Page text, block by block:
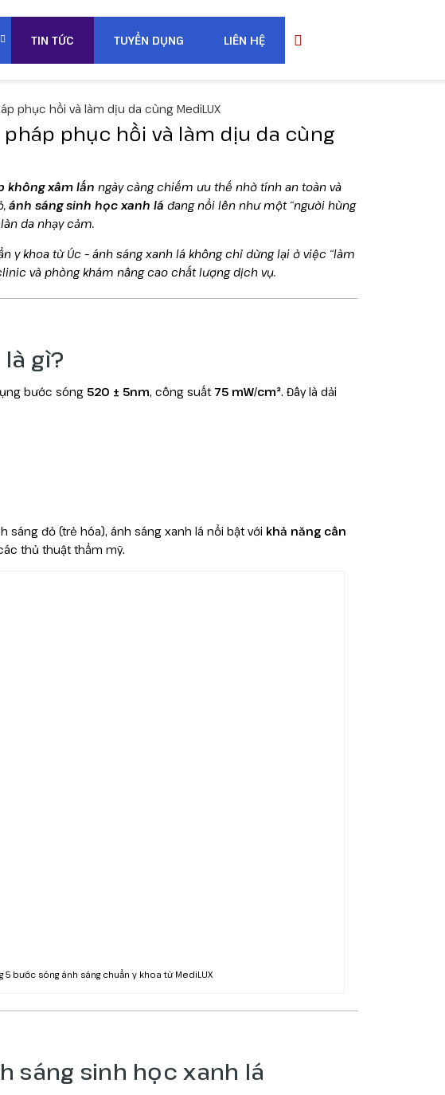
TIN TỨC TUYỂN DỤNG LIÊN HỆ
phục hồi và làm dịu da cùng MediLUX
pháp phục hồi và làm dịu da cùng
không xâm lấn ngày càng chiếm ưu thế nhờ tính an toàn và
ánh sáng sinh học xanh lá đang nổi lên như một “người hùng
da nhạy cảm.
y khoa từ Úc – ánh sáng xanh lá không chỉ dừng lại ở việc “làm
và phòng khám nâng cao chất lượng dịch vụ.
gì?
bước sóng 520 ± 5nm, công suất 75 mW/cm². Đây là dải
sáng đỏ (trẻ hóa), ánh sáng xanh lá nổi bật với khả năng cân
thủ thuật thẩm mỹ.
bước sóng ánh sáng chuẩn y khoa từ MediLUX
sáng sinh học xanh lá